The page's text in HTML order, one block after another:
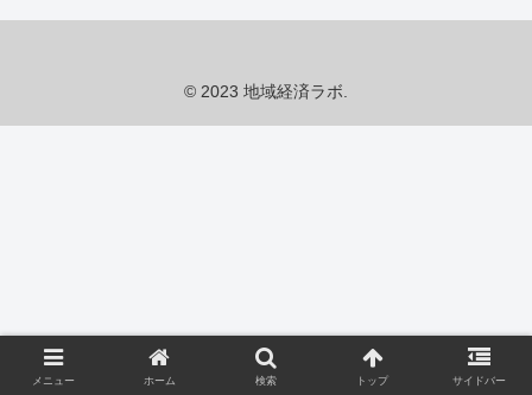
© 2023 地域経済ラボ.
メニュー ホーム 検索 トップ サイドバー